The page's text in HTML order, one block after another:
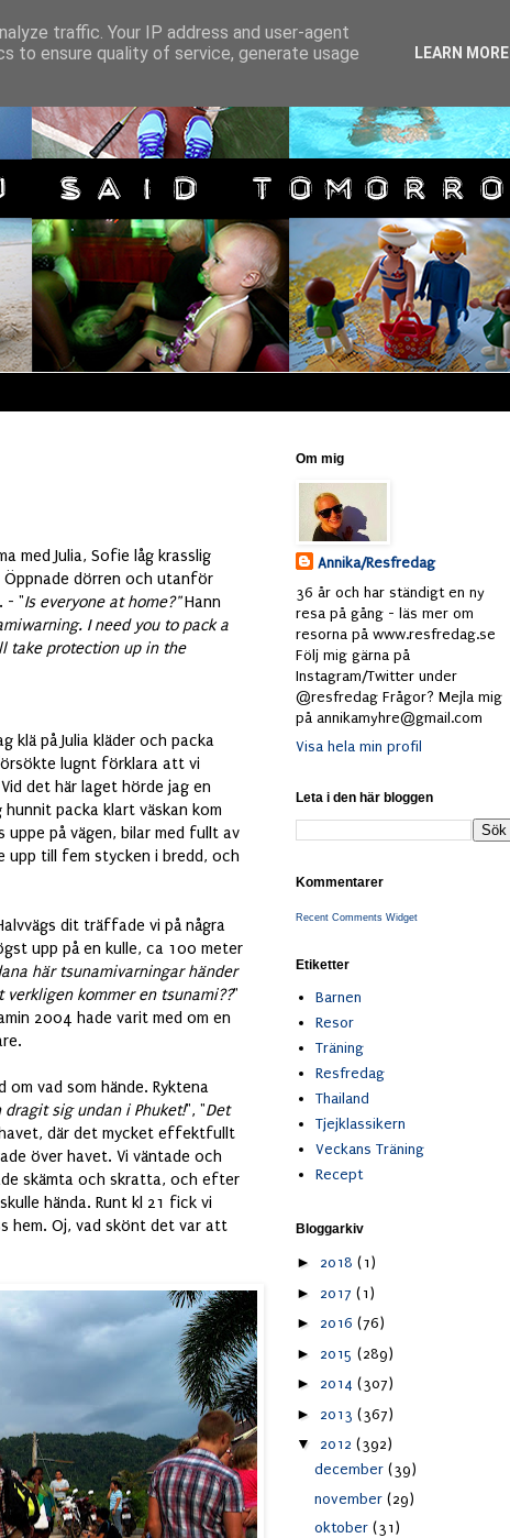
med Julia, Sofie låg krasslig
Öppnade dörren och utanför
- "Is everyone at home?"Hann
I need you to pack a
take protection up in the
klä på Julia kläder och packa
lugnt förklara att vi
det här laget hörde jag en
packa klart väskan kom
på vägen, bilar med fullt av
upp till fem stycken i bredd, och
dit träffade vi på några
upp på en kulle, ca 100 meter
här tsunamivarningar händer
kommer en tsunami??"
2004 hade varit med om en
vad som hände. Ryktena
sig undan i Phuket!", "Det
där det mycket effektfullt
över havet. Vi väntade och
skämta och skratta, och efter
hända. Runt kl 21 fick vi
hem. Oj, vad skönt det var att
Om mig
Annika/Resfredag
36 år och har ständigt en ny
resa på gång - läs mer om
resorna på www.resfredag.se
Följ mig gärna på
Instagram/Twitter under
@resfredag Frågor? Mejla mig
på annikamyhre@gmail.com
Visa hela min profil
Leta i den här bloggen
Kommentarer
Recent Comments Widget
Etiketter
Barnen
Resor
Träning
Resfredag
Thailand
Tjejklassikern
Veckans Träning
Recept
Bloggarkiv
► 2018 (1)
► 2017 (1)
► 2016 (76)
► 2015 (289)
► 2014 (307)
► 2013 (367)
▼ 2012 (392)
december (39)
november (29)
oktober (31)
traffic. Your IP address and user-agent
to ensure quality of service, generate usage
LEARN MORE